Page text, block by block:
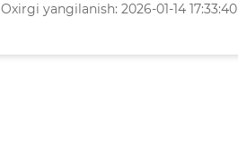
Oxirgi yangilanish: 2026-01-14 17:33:40